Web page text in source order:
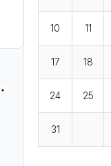
10 11
17 18
24 25
31